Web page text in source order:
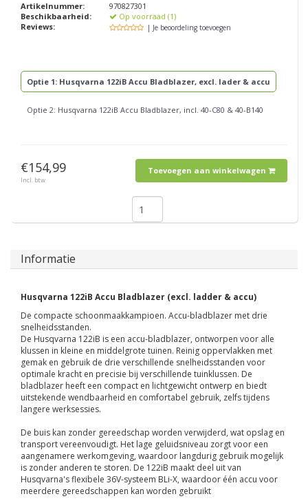
Artikelnummer:
970827301
Beschikbaarheid:
Op voorraad (1)
Reviews:
| Je beoordeling toevoegen
Optie 1: Husqvarna 122iB Accu Bladblazer, excl. lader & accu
Optie 2: Husqvarna 122iB Accu Bladblazer, incl. 40-C80 & 40-B140
€154,99
Incl. btw
Toevoegen aan winkelwagen
Informatie
Husqvarna 122iB Accu Bladblazer (excl. ladder & accu)
De compacte schoonmaakkampioen. Accu-bladblazer met drie
snelheidsstanden.
De Husqvarna 122iB is een accu-bladblazer, ontworpen voor alle
klussen in kleine en middelgrote tuinen. Reinig oppervlakken met
gemak en gebruik de drie verschillende snelheidsstanden voor
optimale kracht en precisie bij verschillende tuinklussen. De
bladblazer heeft een compact en lichtgewicht ontwerp en biedt
uitstekende wendbaarheid en comfortabel gebruik, zelfs tijdens
langere werksessies.
De buis kan zonder gereedschap worden verwijderd, wat opslag en
transport vereenvoudigt. Het lage geluidsniveau zorgt voor een
aangenamere werkomgeving, waardoor langdurig gebruik mogelijk
is zonder anderen te storen. De 122iB maakt deel uit van
Husqvarna's flexibele 36V-systeem BLi-X, waardoor één accu voor
meerdere gereedschappen kan worden gebruikt